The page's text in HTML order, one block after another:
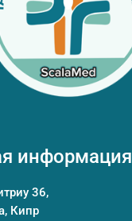
информация
36,
Кипр